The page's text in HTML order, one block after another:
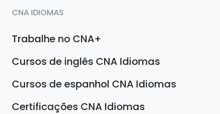
CNA IDIOMAS
Trabalhe no CNA+
Cursos de inglês CNA Idiomas
Cursos de espanhol CNA Idiomas
Certificações CNA Idiomas